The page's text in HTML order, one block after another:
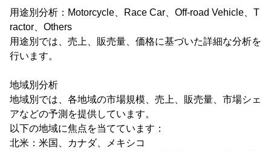
用途別分析：Motorcycle、Race Car、Off-road Vehicle、T
ractor、Others
用途別では、売上、販売量、価格に基づいた詳細な分析を
行います。
地域別分析
地域別では、各地域の市場規模、売上、販売量、市場シェ
アなどの予測を提供しています。
以下の地域に焦点を当てています：
北米：米国、カナダ、メキシコ